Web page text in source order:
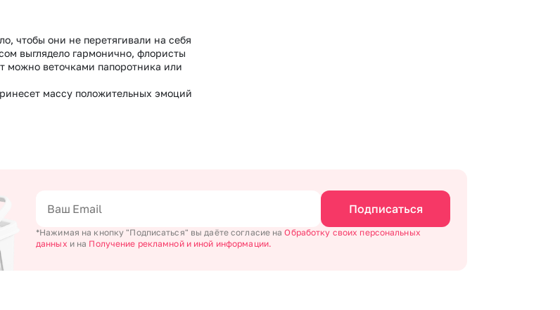
чтобы они не перетягивали на себя
выглядело гармонично, флористы
можно веточками папоротника или
массу положительных эмоций
Подписаться
*Нажимая на кнопку "Подписаться" вы даёте согласие наОбработку своих персональных
данных и на Получение рекламной и иной информации.